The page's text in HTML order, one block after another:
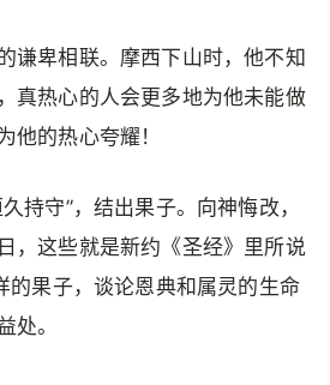
谦卑相联。摩西下山时，他不知
真热心的人会更多地为他未能做
他的热心夸耀！
持守”，结出果子。向神悔改，
，这些就是新约《圣经》里所说
的果子，谈论恩典和属灵的生命
处。